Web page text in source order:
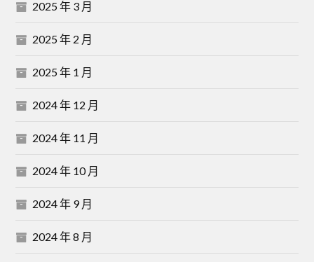
2025 年 3 月
2025 年 2 月
2025 年 1 月
2024 年 12 月
2024 年 11 月
2024 年 10 月
2024 年 9 月
2024 年 8 月